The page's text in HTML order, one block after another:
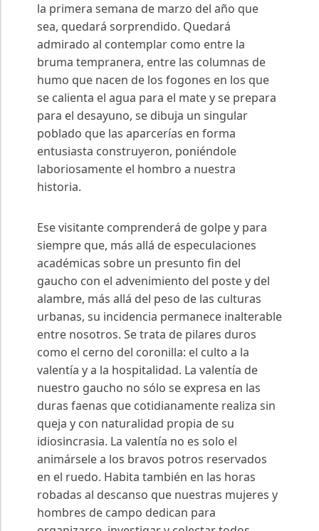
la primera semana de marzo del año que
sea, quedará sorprendido. Quedará
admirado al contemplar como entre la
bruma tempranera, entre las columnas de
humo que nacen de los fogones en los que
se calienta el agua para el mate y se prepara
para el desayuno, se dibuja un singular
poblado que las aparcerías en forma
entusiasta construyeron, poniéndole
laboriosamente el hombro a nuestra
historia.
Ese visitante comprenderá de golpe y para
siempre que, más allá de especulaciones
académicas sobre un presunto fin del
gaucho con el advenimiento del poste y del
alambre, más allá del peso de las culturas
urbanas, su incidencia permanece inalterable
entre nosotros. Se trata de pilares duros
como el cerno del coronilla: el culto a la
valentía y a la hospitalidad. La valentía de
nuestro gaucho no sólo se expresa en las
duras faenas que cotidianamente realiza sin
queja y con naturalidad propia de su
idiosincrasia. La valentía no es solo el
animársele a los bravos potros reservados
en el ruedo. Habita también en las horas
robadas al descanso que nuestras mujeres y
hombres de campo dedican para